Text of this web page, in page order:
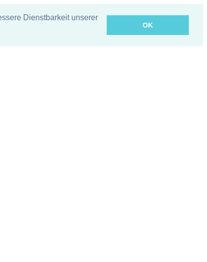
Dienstbarkeit unserer
OK